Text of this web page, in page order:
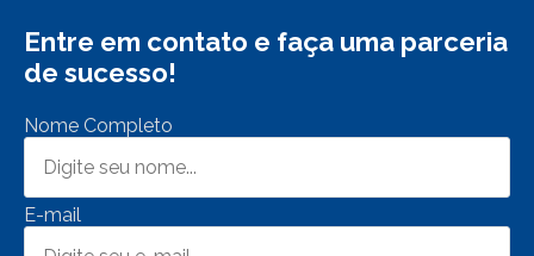
Entre em contato e faça uma parceria
de sucesso!
Nome Completo
E-mail